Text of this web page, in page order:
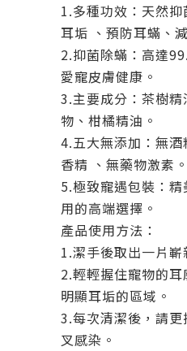
1.多種功效：天然
耳垢 、預防耳蟎、
2.抑菌除蟎：高達
愛寵皮膚健康。
3.主要成分：茶樹
物、柑橘精油。
4.五大無添加：無
香精 、無藥物激素。
5.極致寵遇包裝：
用的高端選擇。
產品使用方法：
1.潔手後取出一片
2.輕輕握住寵物的
明顯耳垢的區域。
3.每次清潔後，請
叉感染。